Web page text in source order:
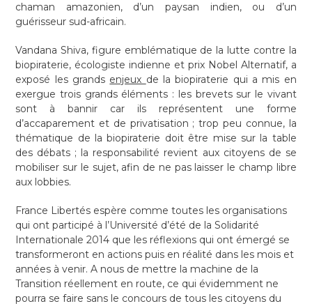
chaman amazonien, d’un paysan indien, ou d’un
guérisseur sud-africain.
Vandana Shiva, figure emblématique de la lutte contre la
biopiraterie, écologiste indienne et prix Nobel Alternatif, a
exposé les grands enjeux de la biopiraterie qui a mis en
exergue trois grands éléments : les brevets sur le vivant
sont à bannir car ils représentent une forme
d’accaparement et de privatisation ; trop peu connue, la
thématique de la biopiraterie doit être mise sur la table
des débats ; la responsabilité revient aux citoyens de se
mobiliser sur le sujet, afin de ne pas laisser le champ libre
aux lobbies.
France Libertés espère comme toutes les organisations
qui ont participé à l’Université d’été de la Solidarité
Internationale 2014 que les réflexions qui ont émergé se
transformeront en actions puis en réalité dans les mois et
années à venir. A nous de mettre la machine de la
Transition réellement en route, ce qui évidemment ne
pourra se faire sans le concours de tous les citoyens du